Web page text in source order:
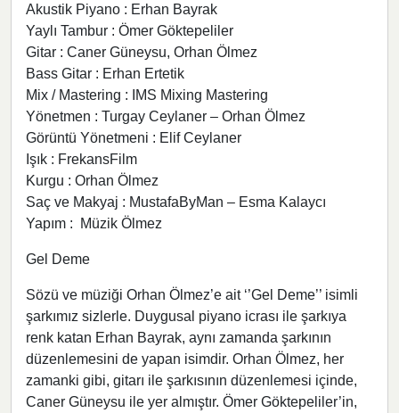
Akustik Piyano : Erhan Bayrak
Yaylı Tambur : Ömer Göktepeliler
Gitar : Caner Güneysu, Orhan Ölmez
Bass Gitar : Erhan Ertetik
Mix / Mastering : IMS Mixing Mastering
Yönetmen : Turgay Ceylaner – Orhan Ölmez
Görüntü Yönetmeni : Elif Ceylaner
Işık : FrekansFilm
Kurgu : Orhan Ölmez
Saç ve Makyaj : MustafaByMan – Esma Kalaycı
Yapım : Müzik Ölmez
Gel Deme
Sözü ve müziği Orhan Ölmez’e ait ‘’Gel Deme’’ isimli
şarkımız sizlerle. Duygusal piyano icrası ile şarkıya
renk katan Erhan Bayrak, aynı zamanda şarkının
düzenlemesini de yapan isimdir. Orhan Ölmez, her
zamanki gibi, gitarı ile şarkısının düzenlemesi içinde,
Caner Güneysu ile yer almıştır. Ömer Göktepeliler’in,